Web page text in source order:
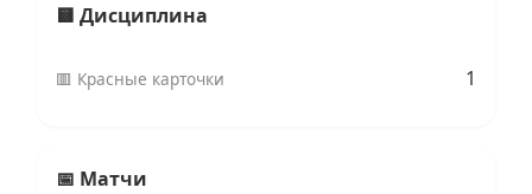
🟨 Дисциплина
🟥 Красные карточки 1
📅 Матчи